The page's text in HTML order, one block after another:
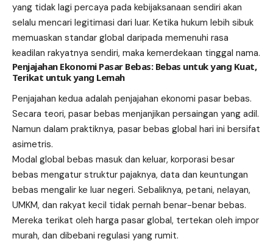
yang tidak lagi percaya pada kebijaksanaan sendiri akan
selalu mencari legitimasi dari luar. Ketika hukum lebih sibuk
memuaskan standar global daripada memenuhi rasa
keadilan rakyatnya sendiri, maka kemerdekaan tinggal nama.
Penjajahan Ekonomi Pasar Bebas: Bebas untuk yang Kuat,
Terikat untuk yang Lemah
Penjajahan kedua adalah penjajahan ekonomi pasar bebas.
Secara teori, pasar bebas menjanjikan persaingan yang adil.
Namun dalam praktiknya, pasar bebas global hari ini bersifat
asimetris.
Modal global bebas masuk dan keluar, korporasi besar
bebas mengatur struktur pajaknya, data dan keuntungan
bebas mengalir ke luar negeri. Sebaliknya, petani, nelayan,
UMKM, dan rakyat kecil tidak pernah benar-benar bebas.
Mereka terikat oleh harga pasar global, tertekan oleh impor
murah, dan dibebani regulasi yang rumit.